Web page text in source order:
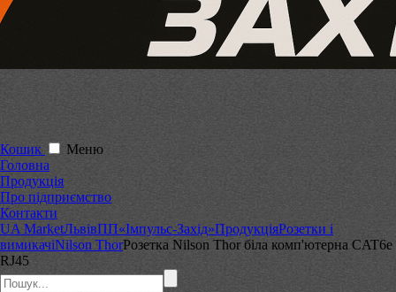
Кошик
Меню
Головна
Продукція
Про підприємство
Контакти
UA MarketЛьвівПП«Імпульс-Захід»ПродукціяРозетки і
вимикачіNilson ThorРозетка Nilson Thor біла комп'ютерна CAT6e
RJ45